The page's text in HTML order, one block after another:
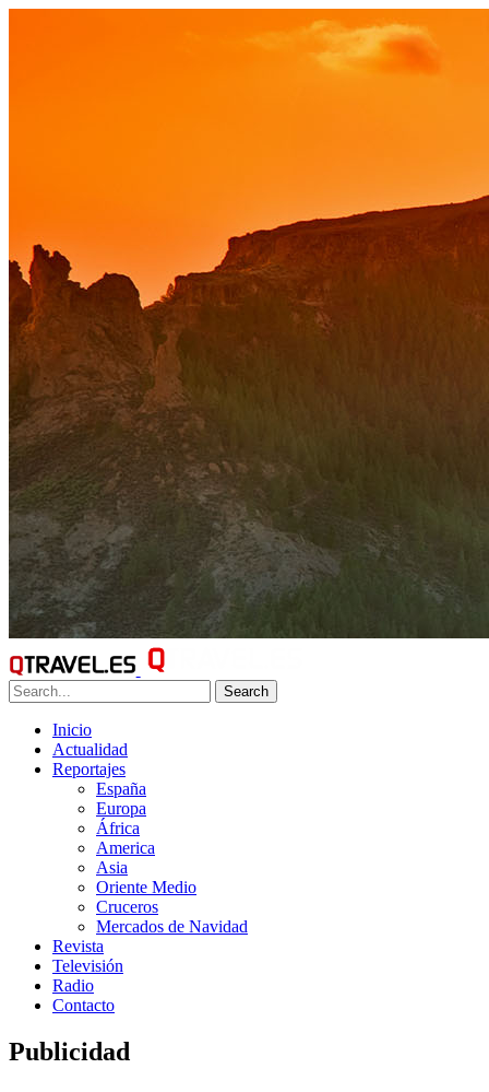
Search
Inicio
Actualidad
Reportajes
España
Europa
África
America
Asia
Oriente Medio
Cruceros
Mercados de Navidad
Revista
Televisión
Radio
Contacto
Publicidad